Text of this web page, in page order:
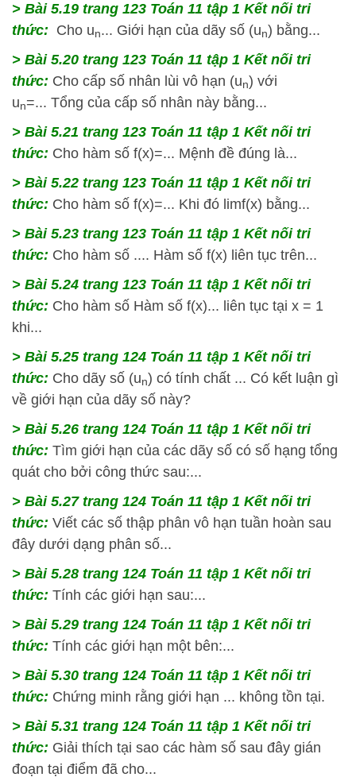
> Bài 5.19 trang 123 Toán 11 tập 1 Kết nối tri
thức: Cho un... Giới hạn của dãy số (un) bằng...
> Bài 5.20 trang 123 Toán 11 tập 1 Kết nối tri
thức: Cho cấp số nhân lùi vô hạn (un) với
un=... Tổng của cấp số nhân này bằng...
> Bài 5.21 trang 123 Toán 11 tập 1 Kết nối tri
thức: Cho hàm số f(x)=... Mệnh đề đúng là...
> Bài 5.22 trang 123 Toán 11 tập 1 Kết nối tri
thức: Cho hàm số f(x)=... Khi đó limf(x) bằng...
> Bài 5.23 trang 123 Toán 11 tập 1 Kết nối tri
thức: Cho hàm số .... Hàm số f(x) liên tục trên...
> Bài 5.24 trang 123 Toán 11 tập 1 Kết nối tri
thức: Cho hàm số Hàm số f(x)... liên tục tại x = 1
khi...
> Bài 5.25 trang 124 Toán 11 tập 1 Kết nối tri
thức: Cho dãy số (un) có tính chất ... Có kết luận gì
về giới hạn của dãy số này?
> Bài 5.26 trang 124 Toán 11 tập 1 Kết nối tri
thức: Tìm giới hạn của các dãy số có số hạng tổng
quát cho bởi công thức sau:...
> Bài 5.27 trang 124 Toán 11 tập 1 Kết nối tri
thức: Viết các số thập phân vô hạn tuần hoàn sau
đây dưới dạng phân số...
> Bài 5.28 trang 124 Toán 11 tập 1 Kết nối tri
thức: Tính các giới hạn sau:...
> Bài 5.29 trang 124 Toán 11 tập 1 Kết nối tri
thức: Tính các giới hạn một bên:...
> Bài 5.30 trang 124 Toán 11 tập 1 Kết nối tri
thức: Chứng minh rằng giới hạn ... không tồn tại.
> Bài 5.31 trang 124 Toán 11 tập 1 Kết nối tri
thức: Giải thích tại sao các hàm số sau đây gián
đoạn tại điểm đã cho...